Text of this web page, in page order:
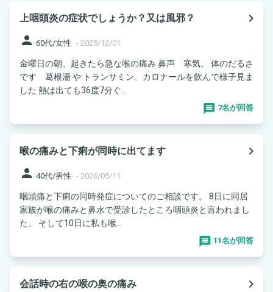
上咽頭炎の症状でしょうか？又は風邪？
navigate_next
person 60代/女性 - 2025/12/01
金曜日の朝、起きたら急な喉の痛み 鼻声 寒気、 体のだるさ
です 葛根湯 や トランサミン、カロナールを飲んで様子見ま
した 熱は出ても36度7分ぐ...
7名が回答
喉の痛みと下痢が同時に出てます
navigate_next
person 40代/男性 - 2026/05/11
咽頭痛と下痢の同時発症についてのご相談です。 8日に同居
家族が喉の痛みと鼻水で受診したところ咽頭炎と言われまし
た。 そして10日に私も喉...
11名が回答
会話時の右の喉の奥の痛み
navigate_next